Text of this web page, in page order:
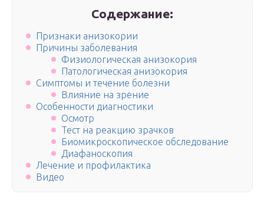
Содержание:
Признаки анизокории
Причины заболевания
Физиологическая анизокория
Патологическая анизокория
Симптомы и течение болезни
Влияние на зрение
Особенности диагностики
Осмотр
Тест на реакцию зрачков
Биомикроскопическое обследование
Диафаноскопия
Лечение и профилактика
Видео